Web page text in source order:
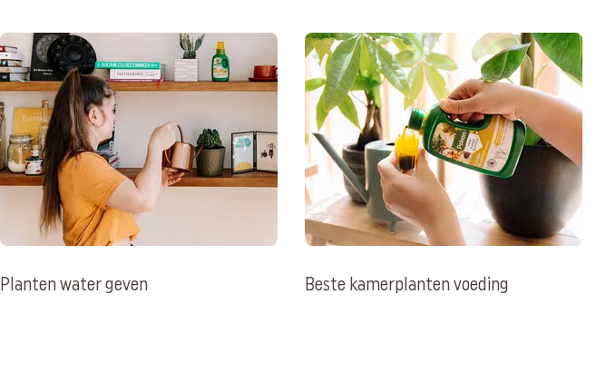
Planten water geven Beste kamerplanten voeding